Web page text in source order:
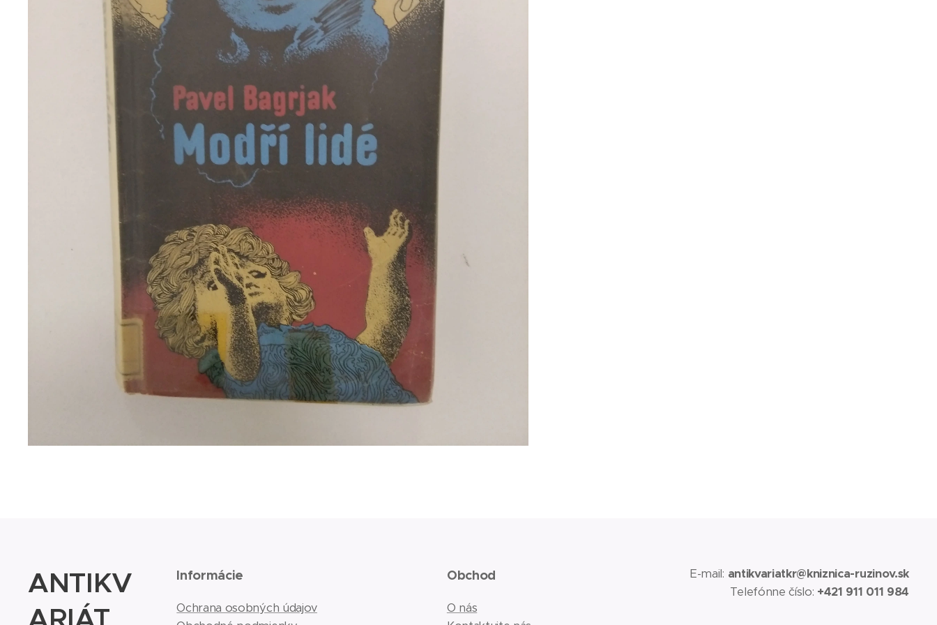
ANTIKV
ARIÁT
Informácie
Ochrana osobných údajov
Obchod
O nás
E-mail: antikvariatkr@kniznica-ruzinov.sk
Telefónne číslo: +421 911 011 984